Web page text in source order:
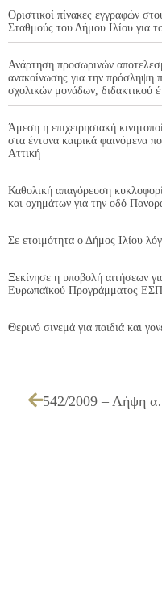
Οριστικοί πίνακες εγγραφών
Σταθμούς του Δήμου Ιλίου για
Ανάρτηση προσωρινών
ανακοίνωσης για την πρόσληψη
σχολικών μονάδων, διδακτικού
Άμεση η επιχειρησιακή
στα έντονα καιρικά φαινόμενα
Αττική
Καθολική απαγόρευση
και οχημάτων για την οδό
Σε ετοιμότητα ο Δήμος Ιλίου
Ξεκίνησε η υποβολή αιτήσεων
Ευρωπαϊκού Προγράμματος
Θερινό σινεμά για παιδιά και
542/2009 – Λήψη